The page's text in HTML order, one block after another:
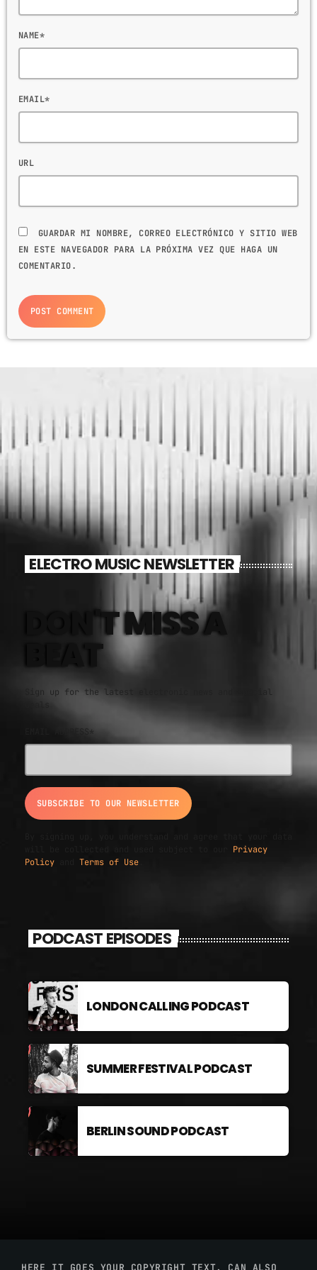
NAME*
EMAIL*
URL
GUARDAR MI NOMBRE, CORREO ELECTRÓNICO Y SITIO WEB
EN ESTE NAVEGADOR PARA LA PRÓXIMA VEZ QUE HAGA UN
COMENTARIO.
ELECTRO MUSIC NEWSLETTER
DON'T MISS A
BEAT
Sign up for the latest electronic news and special
EMAIL ADDRESS*
Privacy
Policy
Terms of Use
PODCAST EPISODES
LONDON CALLING PODCAST
SUMMER FESTIVAL PODCAST
BERLIN SOUND PODCAST